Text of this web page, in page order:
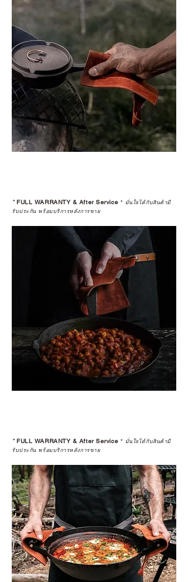
*FULL WARRANTY & After Service * มั่นใจได้กับสินค้ามี
รับประกัน พร้อมบริการหลังการขาย
*FULL WARRANTY & After Service * มั่นใจได้กับสินค้ามี
รับประกัน พร้อมบริการหลังการขาย